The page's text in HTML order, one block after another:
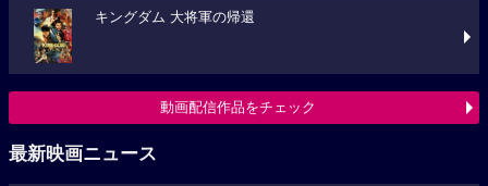
キングダム 大将軍の帰還
動画配信作品をチェック
最新映画ニュース